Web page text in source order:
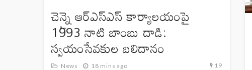
చెన్నై ఆర్ఎస్ఎస్ కార్యాలయంపై
1993 నాటి బాంబు దాడి:
స్వయంసేవకుల బలిదానం
News 18 mins ago 19